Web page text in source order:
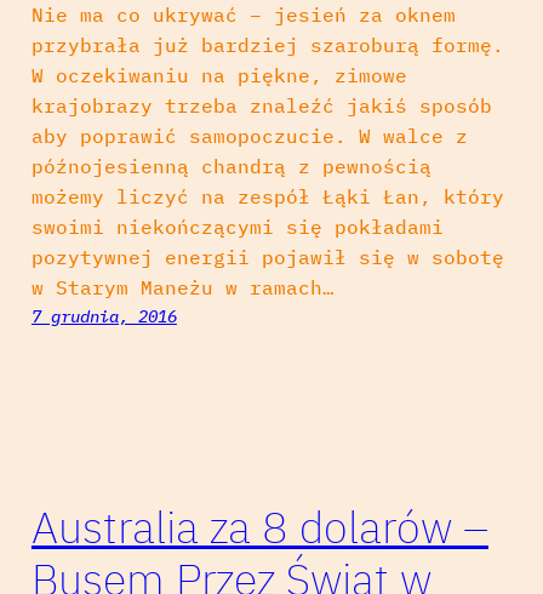
Nie ma co ukrywać – jesień za oknem
przybrała już bardziej szaroburą formę.
W oczekiwaniu na piękne, zimowe
krajobrazy trzeba znaleźć jakiś sposób
aby poprawić samopoczucie. W walce z
późnojesienną chandrą z pewnością
możemy liczyć na zespół Łąki Łan, który
swoimi niekończącymi się pokładami
pozytywnej energii pojawił się w sobotę
w Starym Maneżu w ramach…
7 grudnia, 2016
Australia za 8 dolarów –
Busem Przez Świat w